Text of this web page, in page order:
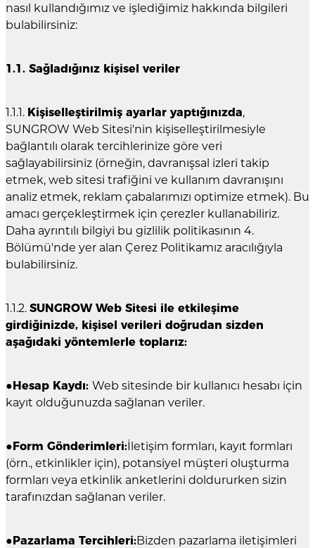
nasıl kullandığımız ve işlediğimiz hakkında bilgileri
bulabilirsiniz:
1.1. Sağladığınız kişisel veriler
1.1.1. Kişiselleştirilmiş ayarlar yaptığınızda,
SUNGROW Web Sitesi'nin kişiselleştirilmesiyle
bağlantılı olarak tercihlerinize göre veri
sağlayabilirsiniz (örneğin, davranışsal izleri takip
etmek, web sitesi trafiğini ve kullanım davranışını
analiz etmek, reklam çabalarımızı optimize etmek). Bu
amacı gerçekleştirmek için çerezler kullanabiliriz.
Daha ayrıntılı bilgiyi bu gizlilik politikasının 4.
Bölümü'nde yer alan Çerez Politikamız aracılığıyla
bulabilirsiniz.
1.1.2. SUNGROW Web Sitesi ile etkileşime
girdiğinizde, kişisel verileri doğrudan sizden
aşağıdaki yöntemlerle toplarız:
●Hesap Kaydı: Web sitesinde bir kullanıcı hesabı için
kayıt olduğunuzda sağlanan veriler.
●Form Gönderimleri:İletişim formları, kayıt formları
(örn., etkinlikler için), potansiyel müşteri oluşturma
formları veya etkinlik anketlerini doldururken sizin
tarafınızdan sağlanan veriler.
●Pazarlama Tercihleri:Bizden pazarlama iletişimleri